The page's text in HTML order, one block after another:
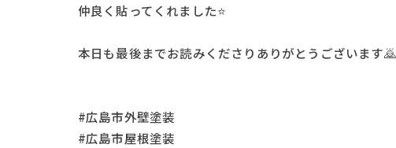
仲良く貼ってくれました⭐
本日も最後までお読みくださりありがとうございます🙇
#広島市外壁塗装
#広島市屋根塗装